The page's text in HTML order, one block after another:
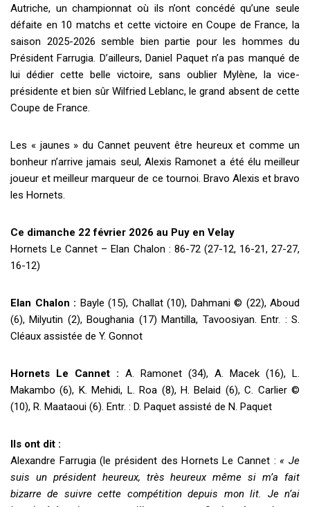
Autriche, un championnat où ils n’ont concédé qu’une seule
défaite en 10 matchs et cette victoire en Coupe de France, la
saison 2025-2026 semble bien partie pour les hommes du
Président Farrugia. D’ailleurs, Daniel Paquet n’a pas manqué de
lui dédier cette belle victoire, sans oublier Mylène, la vice-
présidente et bien sûr Wilfried Leblanc, le grand absent de cette
Coupe de France.
Les « jaunes » du Cannet peuvent être heureux et comme un
bonheur n’arrive jamais seul, Alexis Ramonet a été élu meilleur
joueur et meilleur marqueur de ce tournoi. Bravo Alexis et bravo
les Hornets.
Ce dimanche 22 février 2026 au Puy en Velay
Hornets Le Cannet – Elan Chalon : 86-72 (27-12, 16-21, 27-27,
16-12)
Elan Chalon : Bayle (15), Challat (10), Dahmani © (22), Aboud
(6), Milyutin (2), Boughania (17) Mantilla, Tavoosiyan. Entr. : S.
Cléaux assistée de Y. Gonnot
Hornets Le Cannet : A. Ramonet (34), A. Macek (16), L.
Makambo (6), K. Mehidi, L. Roa (8), H. Belaid (6), C. Carlier ©
(10), R. Maataoui (6). Entr. : D. Paquet assisté de N. Paquet
Ils ont dit :
Alexandre Farrugia (le président des Hornets Le Cannet :« Je
suis un président heureux, très heureux même si m’a fait
bizarre de suivre cette compétition depuis mon lit. Je n’ai